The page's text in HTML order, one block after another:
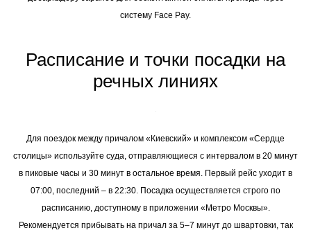
систему Face Pay.
Расписание и точки посадки на
речных линиях
Для поездок между причалом «Киевский» и комплексом «Сердце
столицы» используйте суда, отправляющиеся с интервалом в 20 минут
в пиковые часы и 30 минут в остальное время. Первый рейс уходит в
07:00, последний – в 22:30. Посадка осуществляется строго по
расписанию, доступному в приложении «Метро Москвы».
Рекомендуется прибывать на причал за 5–7 минут до швартовки, так